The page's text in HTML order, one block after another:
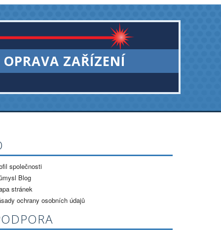
OPRAVA ZAŘÍZENÍ
společnosti
Blog
stránek
ochrany osobních údajů